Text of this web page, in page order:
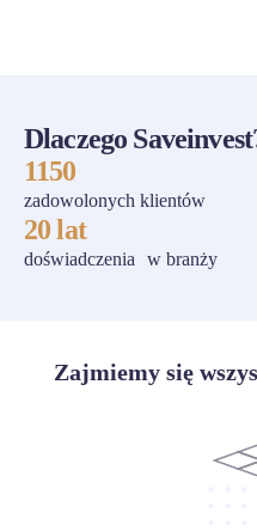
Dlaczego
1150
zadowolonych klientów
20 lat
doświadczenia w branży
Zajmiemy się